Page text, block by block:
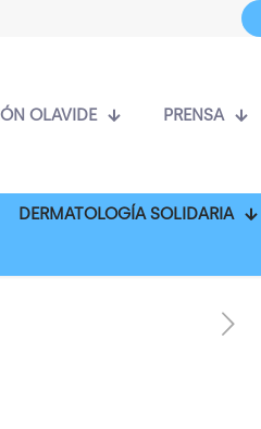
OLAVIDE PRENSA
DERMATOLOGÍA SOLIDARIA